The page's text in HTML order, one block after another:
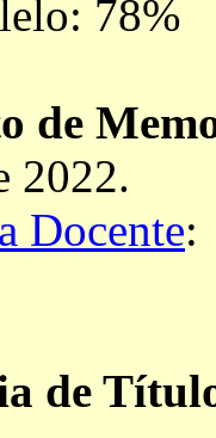
78%
de
2022.
Docente:
de